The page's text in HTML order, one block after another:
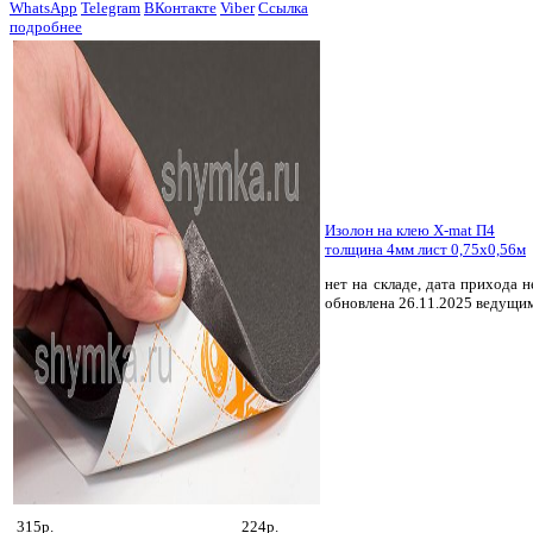
WhatsApp Telegram ВКонтакте Viber Ссылка
подробнее
Изолон на клею X-mat П4
толщина 4мм лист 0,75х0,56м
нет на складе, дата прихода
обновлена 26.11.2025
315р. 224р.